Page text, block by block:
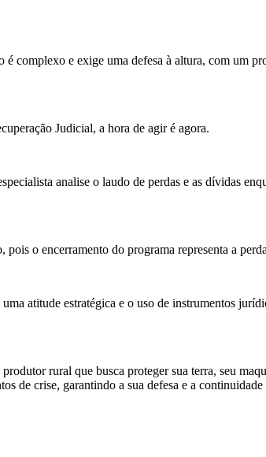
complexo e exige uma defesa à altura, com um
Judicial, a hora de agir é agora.
analise o laudo de perdas e as dívidas
o encerramento do programa representa a
atitude estratégica e o uso de instrumentos
rural que busca proteger sua terra, seu
de crise, garantindo a sua defesa e a continuidade